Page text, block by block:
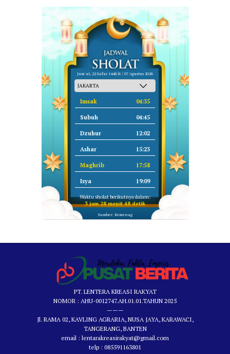
Jum'at, 22 Safar 1448 H / 07 Agustus 2026
Imsak 04:35
Subuh 04:45
Dzuhur 12:02
Ashar 15:23
Maghrib 17:58
Isya 19:09
Waktu sholat berikutnya dalam:
3 jam 28 menit 48 detik
Sumber: Kemenag
PT. LENTERA KREASI RAKYAT
NOMOR : AHU-0012747.AH.01.01.TAHUN 2025
———
Jl. RAMA 02, KAVLING AGRARIA, NUSA JAYA, KARAWACI,
TANGERANG, BANTEN
email : lentarakreasirakyat@gmail.com
telp : 085591163801